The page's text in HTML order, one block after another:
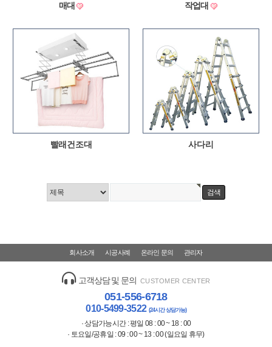
매대 작업대
빨래건조대 사다리
회사소개 시공사례 온라인 문의 관리자
고객상담 및 문의 CUSTOMER CENTER
051-556-6718
010-5499-3522 (24시간 상담가능)
· 상담가능시간 : 평일 08 : 00 ~ 18 : 00
· 토요일/공휴일 : 09 : 00 ~ 13 : 00 (일요일 휴무)